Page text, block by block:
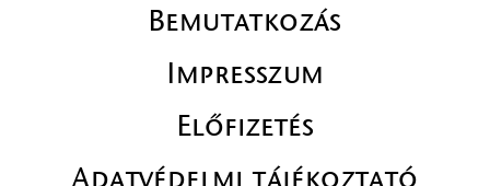
Bemutatkozás
Impresszum
Előfizetés
Adatvédelmi tájékoztató